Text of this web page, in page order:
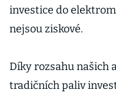
investice do
nejsou ziskové.
Díky rozsahu našich
tradičních paliv